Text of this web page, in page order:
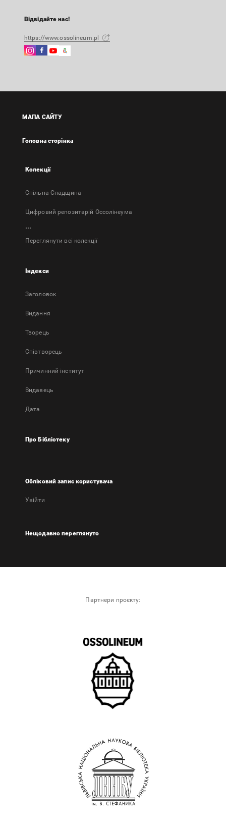
Відвідайте нас!
https://www.ossolineum.pl
Instagram
в
Facebook
в
Instagram
в
Google
Зовнішнє
в
вкладці
МАПА САЙТУ
Головна сторінка
Колекції
Спільна Спадщина
Цифровий репозитарій Оссолінеума
...
Переглянути всі колекції
Індекси
Заголовок
Bидання
Творець
Співтворець
Причинний інститут
Видавець
Дата
Про Бібліотеку
Обліковий запис користувача
Увійти
Нещодавно переглянуто
Партнери проєкту: